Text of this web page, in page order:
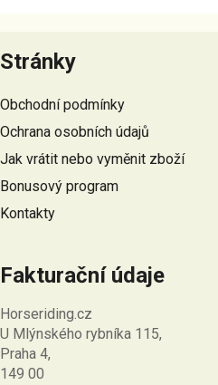
á
p
a
t
í
Stránky
Obchodní podmínky
Ochrana osobních údajů
Jak vrátit nebo vyměnit zboží
Bonusový program
Kontakty
Fakturační údaje
Horseriding.cz
U Mlýnského rybníka 115,
Praha 4,
149 00